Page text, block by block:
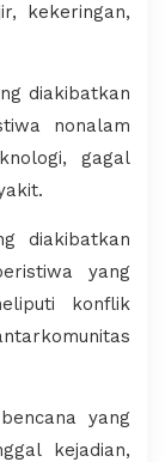
kekeringan,
diakibatkan
nonalam
gagal
diakibatkan
yang
konflik
yang
kejadian,